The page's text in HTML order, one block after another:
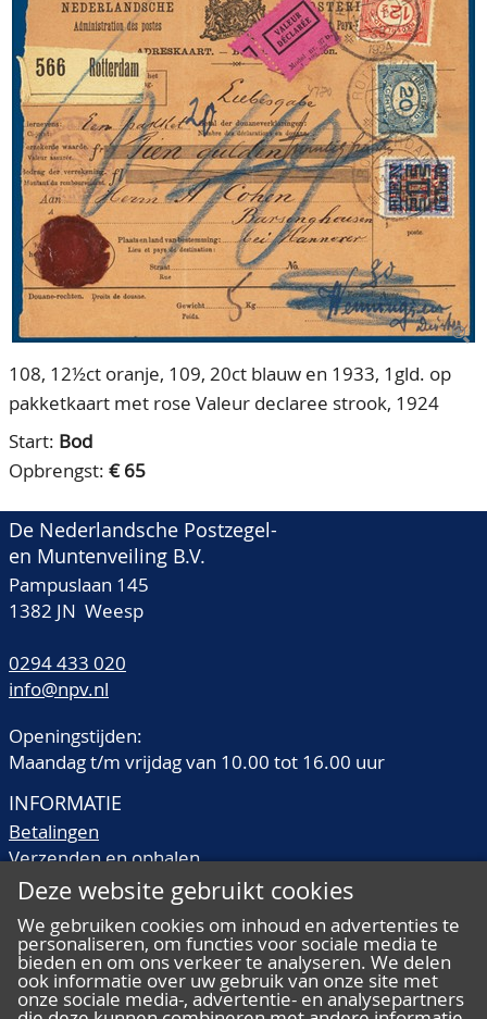
OVER ONS
Ons Team
80 jarig bestaan
CONTACT
ACCOUNT
108, 12½ct oranje, 109, 20ct blauw en 1933, 1gld. op
pakketkaart met rose Valeur declaree strook, 1924
Start: Bod
Opbrengst: € 65
De Nederlandsche Postzegel-
en Muntenveiling B.V.
Pampuslaan 145
1382 JN Weesp
0294 433 020
info@npv.nl
Openingstijden:
Maandag t/m vrijdag van 10.00 tot 16.00 uur
INFORMATIE
Betalingen
Verzenden en ophalen
Veilingtermen
Kwaliteitsomschrijvingen
Veelgestelde vragen
Deze website gebruikt cookies
We gebruiken cookies om inhoud en advertenties te
personaliseren, om functies voor sociale media te
bieden en om ons verkeer te analyseren. We delen
ook informatie over uw gebruik van onze site met
onze sociale media-, advertentie- en analysepartners